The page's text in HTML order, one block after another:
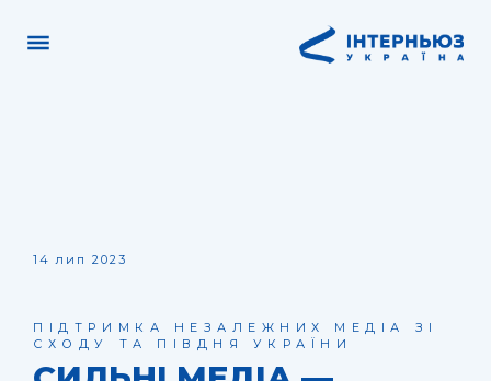
14 лип 2023
ПІДТРИМКА НЕЗАЛЕЖНИХ МЕДІА ЗІ
СХОДУ ТА ПІВДНЯ УКРАЇНИ